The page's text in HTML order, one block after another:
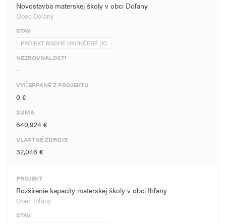
Novostavba materskej školy v obci Doľany
Obec Doľany
STAV
PROJEKT RIADNE UKONČENÝ (K)
NEZROVNALOSTI
-
VYČERPANÉ Z PROJEKTU
0 €
SUMA
640,924 €
VLASTNÉ ZDROJE
32,046 €
PROJEKT
Rozšírenie kapacity materskej školy v obci Ihľany
Obec Ihľany
STAV